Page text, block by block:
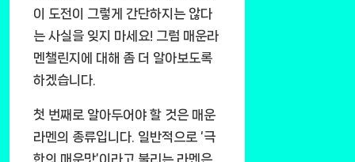
이 도전이 그렇게 간단하지는 않다
는 사실을 잊지 마세요! 그럼 매운라
멘챌린지에 대해 좀 더 알아보도록
하겠습니다.
첫 번째로 알아두어야 할 것은 매운
라멘의 종류입니다. 일반적으로 ‘극